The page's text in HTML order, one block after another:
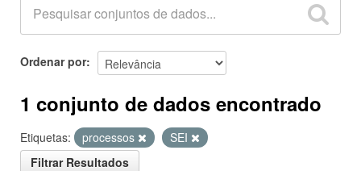
Grupos
Sobre
Ordenar por
1 conjunto de dados encontrado
Etiquetas: processos
SEI
Filtrar Resultados